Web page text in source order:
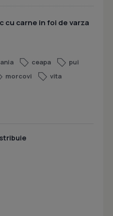
cu carne in foi de varza
ceapa
pui
morcovi
vita